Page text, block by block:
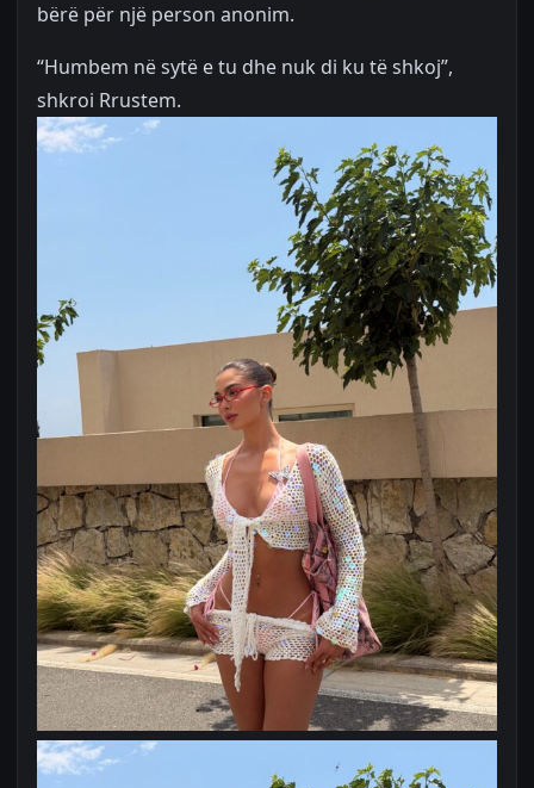
bërë për një person anonim.
“Humbem në sytë e tu dhe nuk di ku të shkoj”,
shkroi Rrustem.